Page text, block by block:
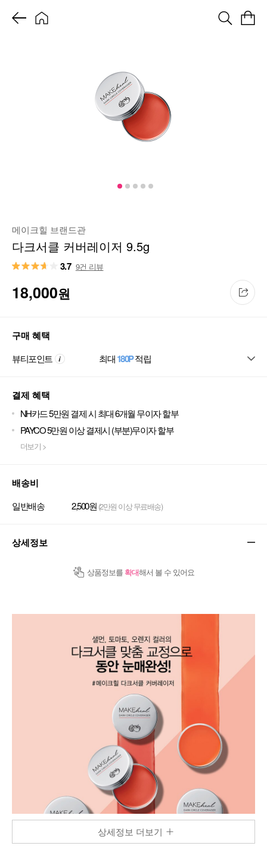
메이크힐 브랜드관
다크서클 커버레이저 9.5g
3.7 9건 리뷰
18,000원
구매 혜택
뷰티포인트 최대180P적립
결제 혜택
NH카드 5만원 결제 시 최대 6개월 무이자 할부
PAYCO 5만원 이상 결제시 (부분)무이자 할부
더보기 >
배송비
일반배송 2,500원 (2만원 이상 무료배송)
상세정보
상품정보를 확대해서 볼 수 있어요
상세정보 더보기